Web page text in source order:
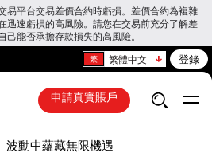
易平台交易差價合約時虧損。差價合約為複雜
迅速虧損的高風險。請您在交易前充分了解差
能否承擔存款損失的高風險。
繁體中文 登錄
申請真實賬戶
波動中蘊藏無限機遇